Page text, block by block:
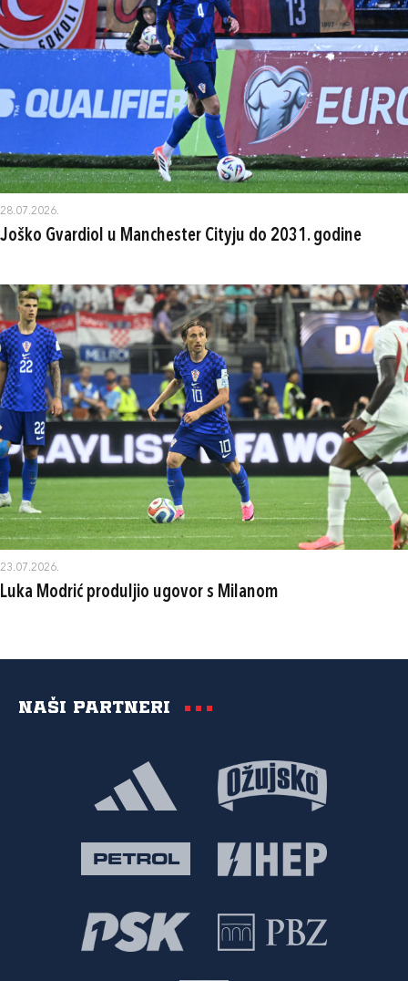
28.07.2026.
Joško Gvardiol u Manchester Cityju do 2031. godine
23.07.2026.
Luka Modrić produljio ugovor s Milanom
Naši partneri